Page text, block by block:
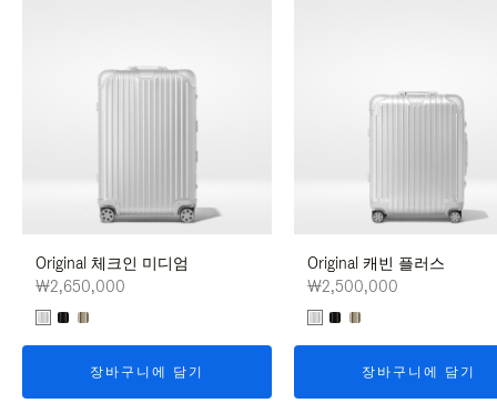
Original 체크인 미디엄
₩2,650,000
장바구니에 담기
Original 캐빈 플러스
₩2,500,000
장바구니에 담기